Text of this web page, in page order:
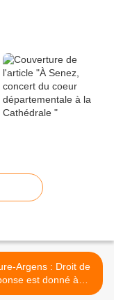
Argens : Droit de
est donné à
« Les Ailes du